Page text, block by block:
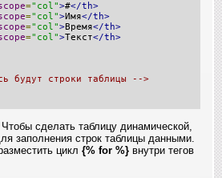
="col">#</th>
="col">Имя</th>
="col">Время</th>
="col">Текст</th>
будут строки таблицы -->
сделать таблицу динамической,
заполнения строк таблицы данными.
цикл {% for %} внутри тегов